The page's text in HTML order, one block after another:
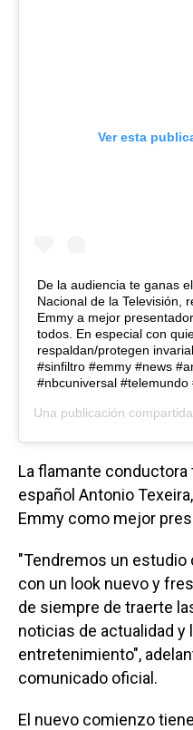
Ver esta
De la audiencia te ganas
Nacional de la Televisión,
Emmy a mejor
todos. En especial con
respaldan/protegen
#sinfiltro #emmy #news
#nbcuniversal #telemundo
Una publicación
La flamante
español Antonio
Emmy como mejor
"Tendremos un
con un look nuevo y
de siempre de traerte
noticias de actualidad y
entretenimiento",
comunicado oficial.
El nuevo comienzo